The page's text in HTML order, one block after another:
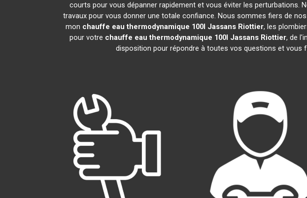
courts pour vous dépanner rapidement et vous éviter les
travaux pour vous donner une totale confiance. Nous sommes fiers de
mon chauffe eau thermodynamique 100l Jassans Riottier, les
pour votre chauffe eau thermodynamique 100l Jassans Riottier, de
disposition pour répondre à toutes vos questions et